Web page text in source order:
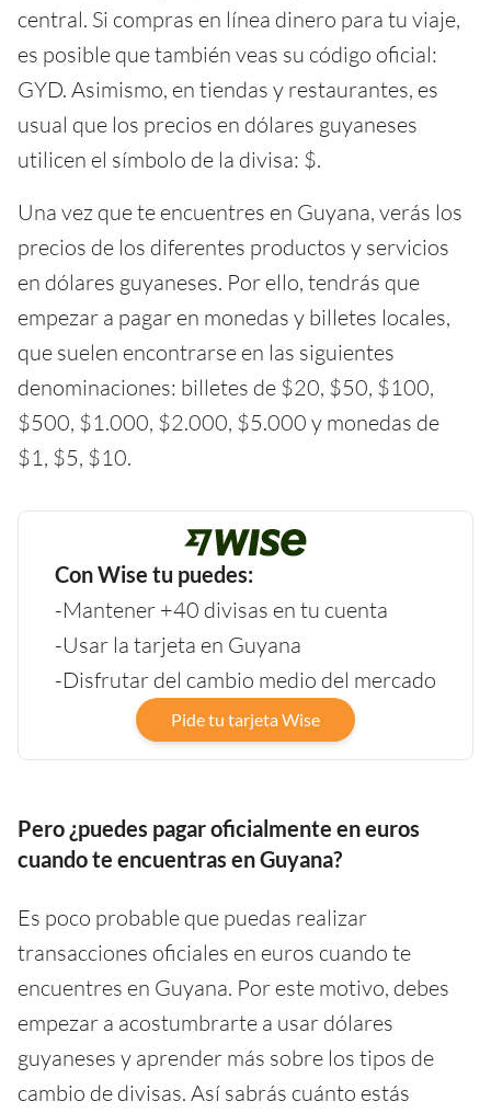
central. Si compras en línea dinero para tu viaje,
es posible que también veas su código oficial:
GYD. Asimismo, en tiendas y restaurantes, es
usual que los precios en dólares guyaneses
utilicen el símbolo de la divisa: $.
Una vez que te encuentres en Guyana, verás los
precios de los diferentes productos y servicios
en dólares guyaneses. Por ello, tendrás que
empezar a pagar en monedas y billetes locales,
que suelen encontrarse en las siguientes
denominaciones: billetes de $20, $50, $100,
$500, $1.000, $2.000, $5.000 y monedas de
$1, $5, $10.
Con Wise tu puedes:
-Mantener +40 divisas en tu cuenta
-Usar la tarjeta en Guyana
-Disfrutar del cambio medio del mercado
Pide tu tarjeta Wise
Pero ¿puedes pagar oficialmente en euros
cuando te encuentras en Guyana?
Es poco probable que puedas realizar
transacciones oficiales en euros cuando te
encuentres en Guyana. Por este motivo, debes
empezar a acostumbrarte a usar dólares
guyaneses y aprender más sobre los tipos de
cambio de divisas. Así sabrás cuánto estás